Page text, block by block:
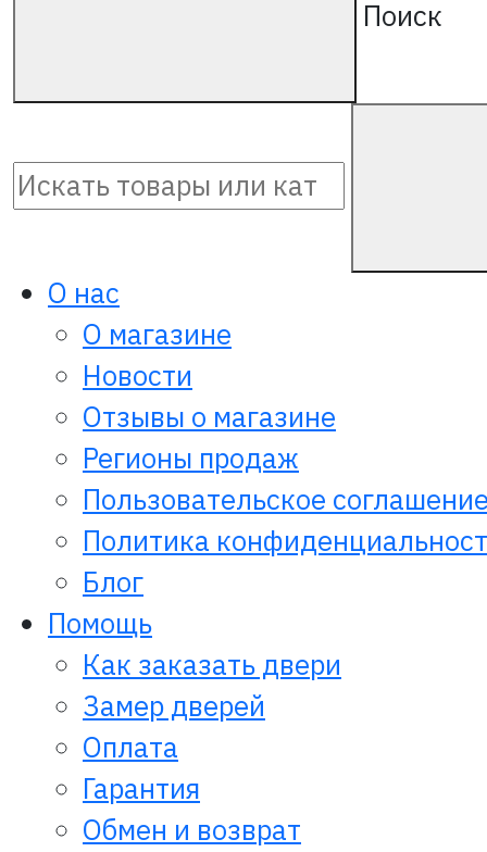
Поиск
О нас
О магазине
Новости
Отзывы о магазине
Регионы продаж
Пользовательское
Политика
Блог
Помощь
Как заказать двери
Замер дверей
Оплата
Гарантия
Обмен и возврат